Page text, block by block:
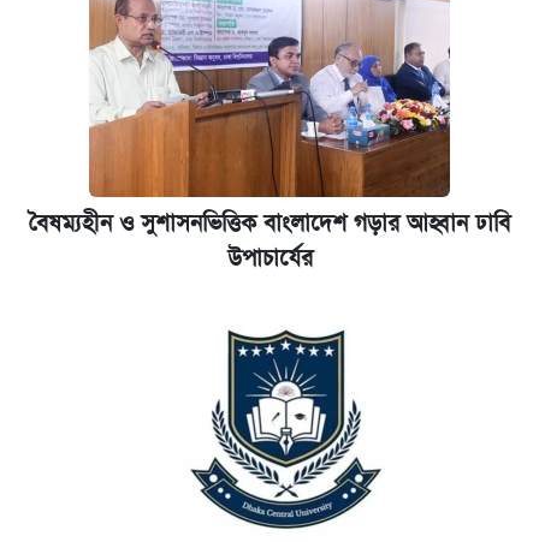
বৈষম্যহীন ও সুশাসনভিত্তিক বাংলাদেশ গড়ার আহ্বান ঢাবি
উপাচার্যের